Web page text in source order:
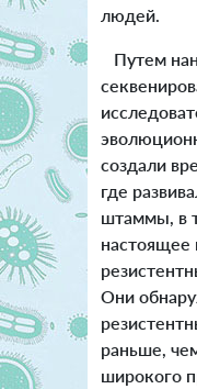
людей.
Путем
создали
где
штаммы, в
настоящее
Они
раньше,
широкого